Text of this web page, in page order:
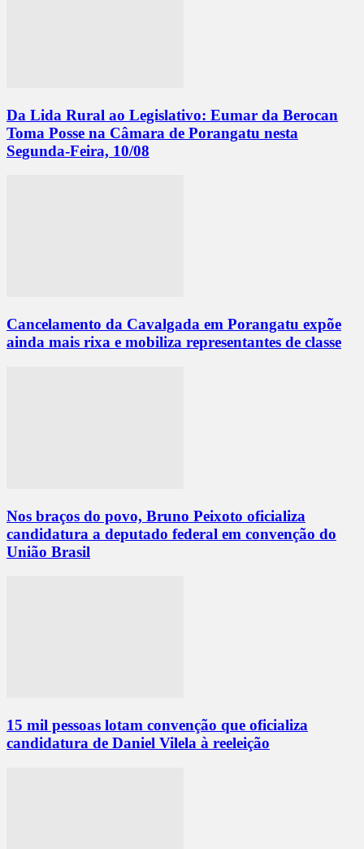
Da Lida Rural ao Legislativo: Eumar da Berocan
Toma Posse na Câmara de Porangatu nesta
Segunda-Feira, 10/08
Cancelamento da Cavalgada em Porangatu expõe
ainda mais rixa e mobiliza representantes de classe
Nos braços do povo, Bruno Peixoto oficializa
candidatura a deputado federal em convenção do
União Brasil
15 mil pessoas lotam convenção que oficializa
candidatura de Daniel Vilela à reeleição